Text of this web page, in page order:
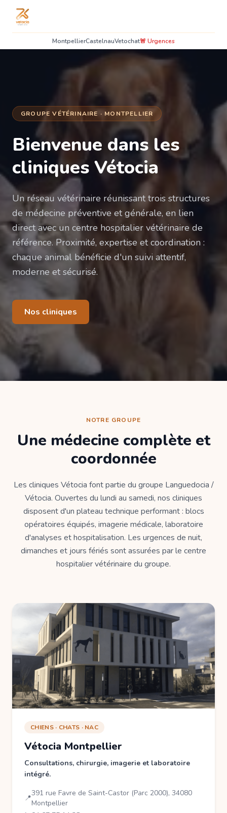
MontpellierCastelnauVetochat🚨 Urgences
GROUPE VÉTÉRINAIRE · MONTPELLIER
Bienvenue dans les
cliniques Vétocia
Un réseau vétérinaire réunissant trois structures
de médecine préventive et générale, en lien
direct avec un centre hospitalier vétérinaire de
référence. Proximité, expertise et coordination :
chaque animal bénéficie d'un suivi attentif,
moderne et sécurisé.
Nos cliniques
NOTRE GROUPE
Une médecine complète et
coordonnée
Les cliniques Vétocia font partie du groupe Languedocia /
Vétocia. Ouvertes du lundi au samedi, nos cliniques
disposent d'un plateau technique performant : blocs
opératoires équipés, imagerie médicale, laboratoire
d'analyses et hospitalisation. Les urgences de nuit,
dimanches et jours fériés sont assurées par le centre
hospitalier vétérinaire du groupe.
CHIENS · CHATS · NAC
Vétocia Montpellier
Consultations, chirurgie, imagerie et laboratoire
intégré.
📍
391 rue Favre de Saint-Castor (Parc 2000), 34080
Montpellier